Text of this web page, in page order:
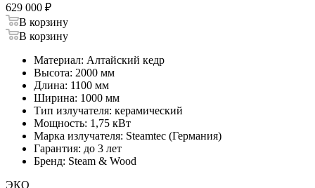
629 000 ₽
В корзину
В корзину
Материал: Алтайский кедр
Высота: 2000 мм
Длина: 1100 мм
Ширина: 1000 мм
Тип излучателя: керамический
Мощность: 1,75 кВт
Марка излучателя: Steamtec (Германия)
Гарантия: до 3 лет
Бренд: Steam & Wood
ЭКО